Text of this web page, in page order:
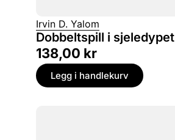
Irvin D. Yalom
Dobbeltspill i sjeledypet
138,00 kr
Legg i handlekurv